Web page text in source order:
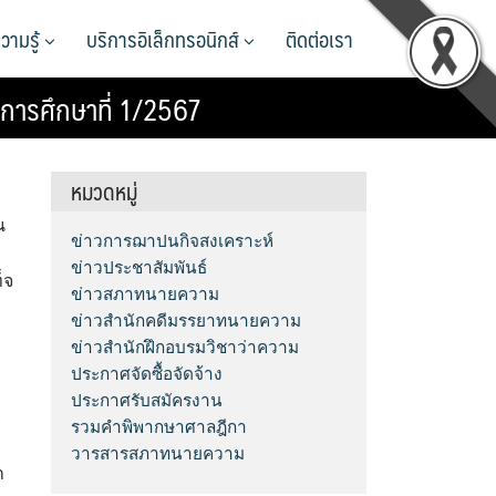
ามรู้ บริการอิเล็กทรอนิกส์ ติดต่อเรา
ารศึกษาที่ 1/2567
หมวดหมู่
ข่าวการฌาปนกิจสงเคราะห์
ข่าวประชาสัมพันธ์
ข่าวสภาทนายความ
ข่าวสำนักคดีมรรยาทนายความ
ข่าวสำนักฝึกอบรมวิชาว่าความ
ประกาศจัดซื้อจัดจ้าง
ประกาศรับสมัครงาน
รวมคำพิพากษาศาลฎีกา
วารสารสภาทนายความ